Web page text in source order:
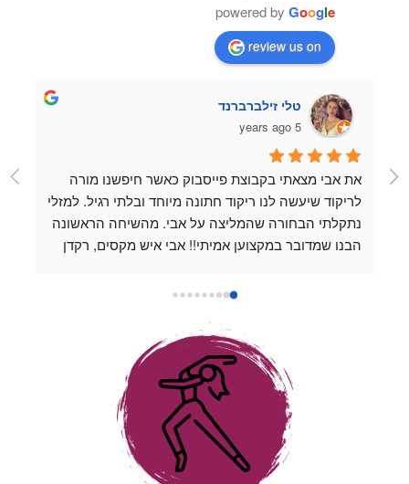
powered by Google
review us on
טלי זילברברנד
5 years ago
החמיא לנו על הריקוד המדהים שלנו ❤️